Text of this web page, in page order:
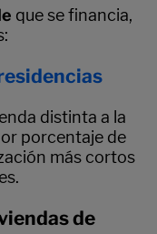
que se financia,
distinta a la
porcentaje de
más cortos
de